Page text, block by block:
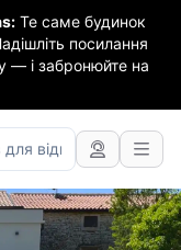
Те саме будинок
посилання
— і забронюйте на